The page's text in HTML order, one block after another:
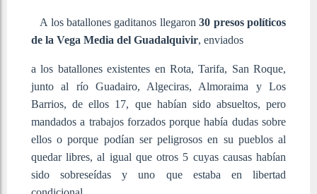
A los batallones gaditanos llegaron30 presos políticos
de la Vega Media del Guadalquivir, enviados
a los batallones existentes en Rota, Tarifa, San Roque,
junto al río Guadairo, Algeciras, Almoraima y Los
Barrios, de ellos 17, que habían sido absueltos, pero
mandados a trabajos forzados porque había dudas sobre
ellos o porque podían ser peligrosos en su pueblos al
quedar libres, al igual que otros 5 cuyas causas habían
sido sobreseídas y uno que estaba en libertad